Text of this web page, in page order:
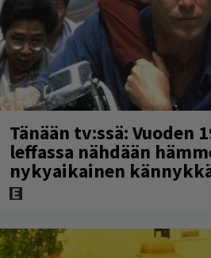
Tänään tv:ssä: Vuoden
leffassa nähdään
nykyaikainen